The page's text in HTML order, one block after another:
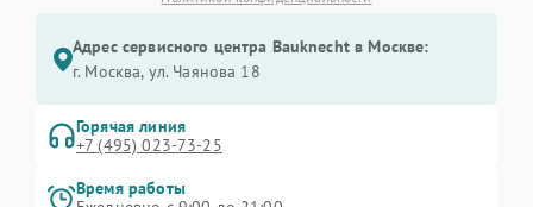
Адрес сервисного центра Bauknecht в Москве:
г. Москва, ул. Чаянова 18
Горячая линия
+7 (495) 023-73-25
Время работы